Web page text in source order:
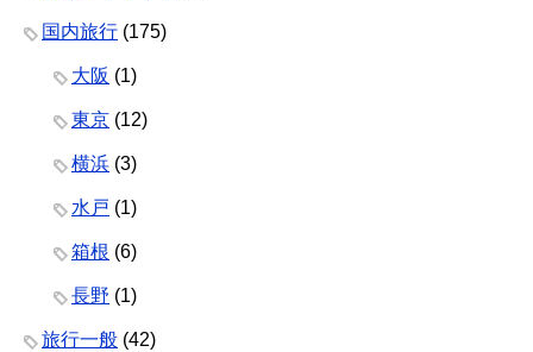
国内旅行 (175)
大阪 (1)
東京 (12)
横浜 (3)
水戸 (1)
箱根 (6)
長野 (1)
旅行一般 (42)